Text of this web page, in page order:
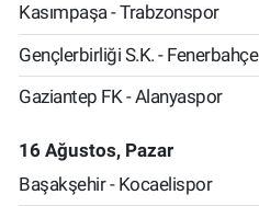
Kasımpaşa - Trabzonspor
Gençlerbirliği S.K. - Fenerbahçe
Gaziantep FK - Alanyaspor
16 Ağustos, Pazar
Başakşehir - Kocaelispor